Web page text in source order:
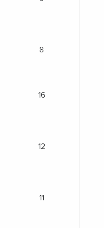
8
16
12
11